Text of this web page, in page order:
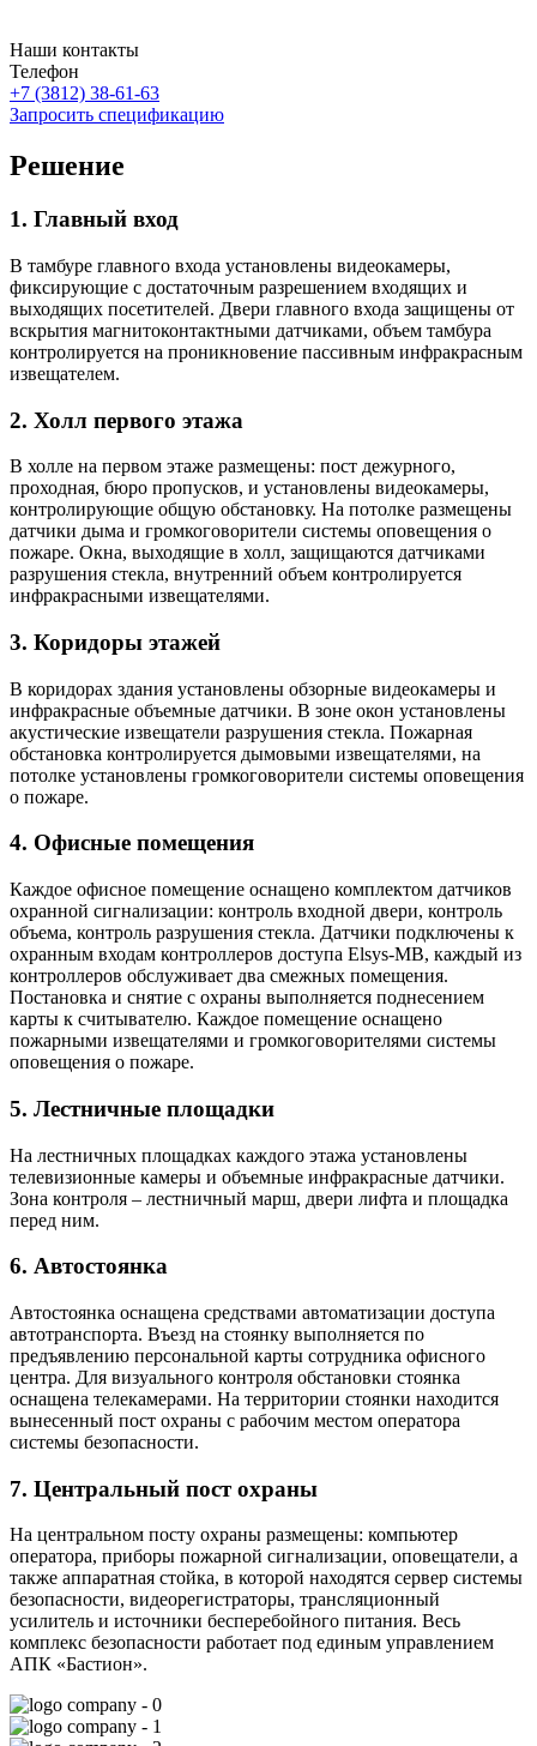
Наши контакты
Телефон
+7 (3812) 38-61-63
Запросить спецификацию
Решение
1. Главный вход
В тамбуре главного входа установлены видеокамеры,
фиксирующие с достаточным разрешением входящих и
выходящих посетителей. Двери главного входа защищены от
вскрытия магнитоконтактными датчиками, объем тамбура
контролируется на проникновение пассивным инфракрасным
извещателем.
2. Холл первого этажа
В холле на первом этаже размещены: пост дежурного,
проходная, бюро пропусков, и установлены видеокамеры,
контролирующие общую обстановку. На потолке размещены
датчики дыма и громкоговорители системы оповещения о
пожаре. Окна, выходящие в холл, защищаются датчиками
разрушения стекла, внутренний объем контролируется
инфракрасными извещателями.
3. Коридоры этажей
В коридорах здания установлены обзорные видеокамеры и
инфракрасные объемные датчики. В зоне окон установлены
акустические извещатели разрушения стекла. Пожарная
обстановка контролируется дымовыми извещателями, на
потолке установлены громкоговорители системы оповещения
о пожаре.
4. Офисные помещения
Каждое офисное помещение оснащено комплектом датчиков
охранной сигнализации: контроль входной двери, контроль
объема, контроль разрушения стекла. Датчики подключены к
охранным входам контроллеров доступа Elsys-MB, каждый из
контроллеров обслуживает два смежных помещения.
Постановка и снятие с охраны выполняется поднесением
карты к считывателю. Каждое помещение оснащено
пожарными извещателями и громкоговорителями системы
оповещения о пожаре.
5. Лестничные площадки
На лестничных площадках каждого этажа установлены
телевизионные камеры и объемные инфракрасные датчики.
Зона контроля – лестничный марш, двери лифта и площадка
перед ним.
6. Автостоянка
Автостоянка оснащена средствами автоматизации доступа
автотранспорта. Въезд на стоянку выполняется по
предъявлению персональной карты сотрудника офисного
центра. Для визуального контроля обстановки стоянка
оснащена телекамерами. На территории стоянки находится
вынесенный пост охраны с рабочим местом оператора
системы безопасности.
7. Центральный пост охраны
На центральном посту охраны размещены: компьютер
оператора, приборы пожарной сигнализации, оповещатели, а
также аппаратная стойка, в которой находятся сервер системы
безопасности, видеорегистраторы, трансляционный
усилитель и источники бесперебойного питания. Весь
комплекс безопасности работает под единым управлением
АПК «Бастион».